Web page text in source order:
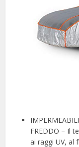
FREDDO – Il
ai raggi UV, al